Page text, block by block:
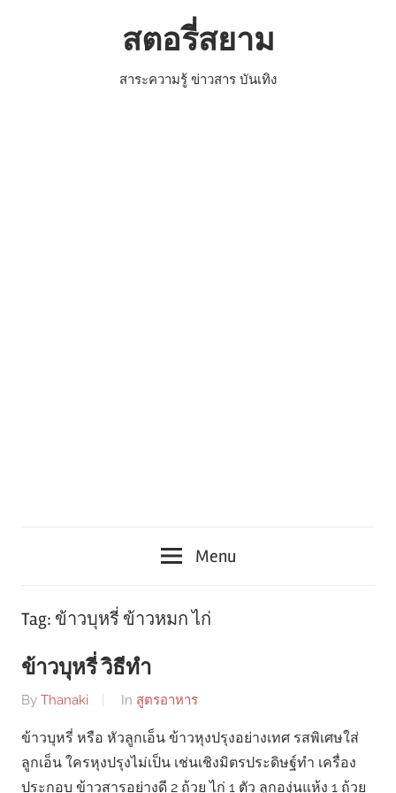
สตอรี่สยาม
สาระความรู้ ข่าวสาร บันเทิง
Menu
Tag: ข้าวบุหรี่ ข้าวหมก ไก่
ข้าวบุหรี่ วิธีทำ
By Thanaki In สูตรอาหาร
ข้าวบุหรี่ หรือ หัวลูกเอ็น ข้าวหุงปรุงอย่างเทศ รสพิเศษใส่
ลูกเอ็น ใครหุงปรุงไม่เป็น เช่นเชิงมิตรประดิษฐ์ทำ เครื่อง
ประกอบ ข้าวสารอย่างดี 2 ถ้วย ไก่ 1 ตัว ลูกองุ่นแห้ง 1 ถ้วย